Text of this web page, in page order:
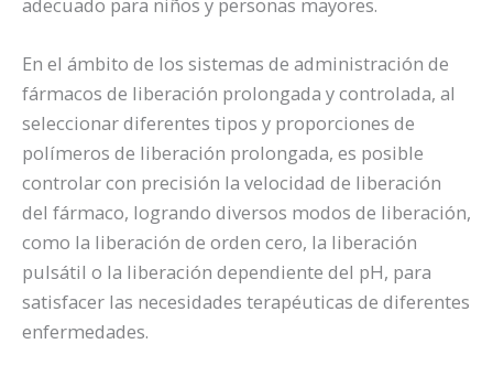
En el ámbito de los sistemas de administración de
fármacos de liberación prolongada y controlada, al
seleccionar diferentes tipos y proporciones de
polímeros de liberación prolongada, es posible
controlar con precisión la velocidad de liberación
del fármaco, logrando diversos modos de liberación,
como la liberación de orden cero, la liberación
pulsátil o la liberación dependiente del pH, para
satisfacer las necesidades terapéuticas de diferentes
enfermedades.